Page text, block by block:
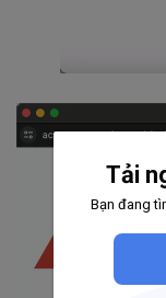
Tải
Bạn đang